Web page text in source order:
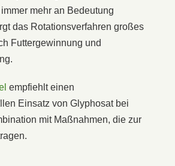
mehr an Bedeutung
das Rotationsverfahren großes
Futtergewinnung und
empfiehlt einen
Einsatz von Glyphosat bei
mit Maßnahmen, die zur